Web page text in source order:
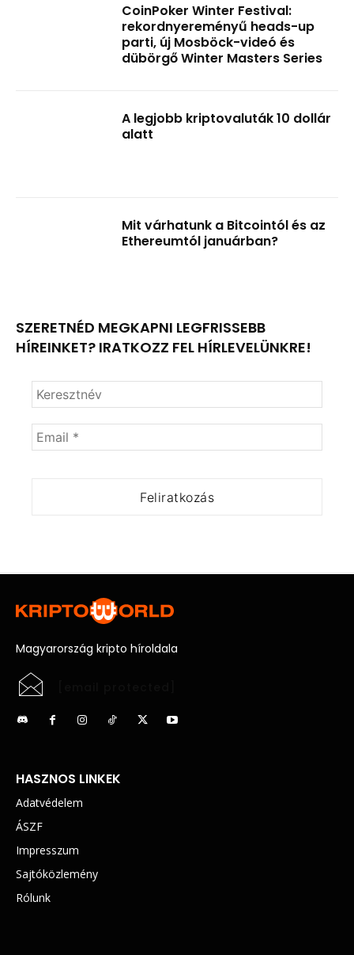
CoinPoker Winter Festival:
rekordnyereményű heads-up
parti, új Mosböck-videó és
dübörgő Winter Masters Series
A legjobb kriptovaluták 10 dollár
alatt
Mit várhatunk a Bitcointól és az
Ethereumtól januárban?
SZERETNÉD MEGKAPNI LEGFRISSEBB
HÍREINKET? IRATKOZZ FEL HÍRLEVELÜNKRE!
Magyarország kripto híroldala
HASZNOS LINKEK
Adatvédelem
ÁSZF
Impresszum
Sajtóközlemény
Rólunk